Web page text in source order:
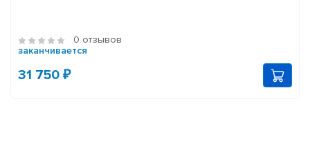
0 отзывов
заканчивается
31 750 ₽